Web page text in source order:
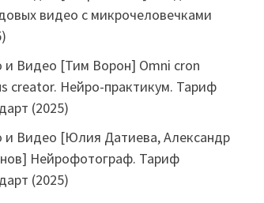
видео с микрочеловечками
и Видео [Тим Ворон] Omni cron
creator. Нейро-практикум. Тариф
(2025)
и Видео [Юлия Датиева, Александр
Нейрофотограф. Тариф
(2025)